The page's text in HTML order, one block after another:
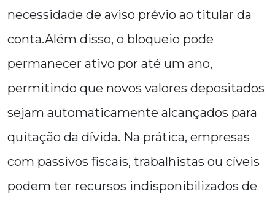
necessidade de aviso prévio ao titular da
conta.Além disso, o bloqueio pode
permanecer ativo por até um ano,
permitindo que novos valores depositados
sejam automaticamente alcançados para
quitação da dívida. Na prática, empresas
com passivos fiscais, trabalhistas ou cíveis
podem ter recursos indisponibilizados de